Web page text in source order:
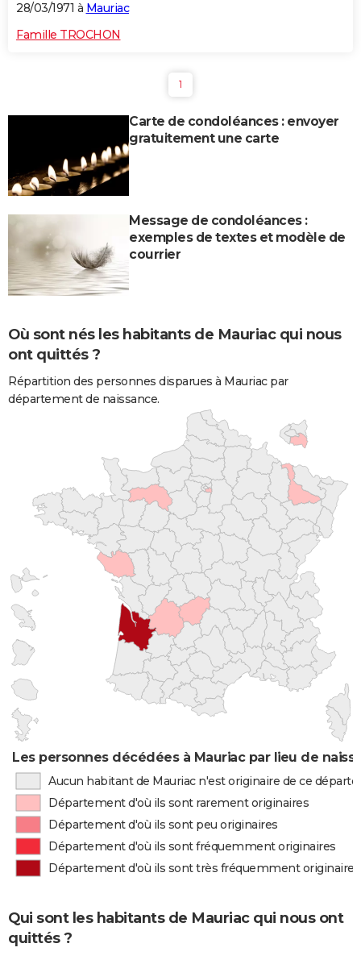
28/03/1971 à Mauriac
Famille TROCHON
1
Carte de condoléances : envoyer
gratuitement une carte
Message de condoléances :
exemples de textes et modèle de
courrier
Où sont nés les habitants de Mauriac qui nous
ont quittés ?
Répartition des personnes disparues à Mauriac par
département de naissance.
Les personnes décédées à Mauriac par lieu de
Aucun habitant de Mauriac n'est originaire de ce
Département d'où ils sont rarement originaires
Département d'où ils sont peu originaires
Département d'où ils sont fréquemment originaires
Département d'où ils sont très fréquemment originaires
Qui sont les habitants de Mauriac qui nous ont
quittés ?